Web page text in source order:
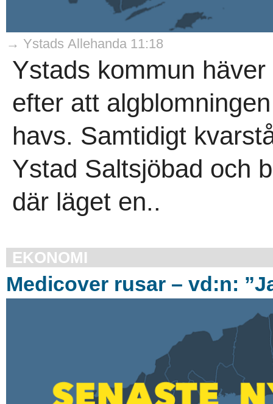
→ Ystads Allehanda 11:18
Ystads kommun
efter att
havs. Samtidigt
Ystad Saltsjöbad och
där läget en..
EKONOMI
Medicover rusar – vd:n: